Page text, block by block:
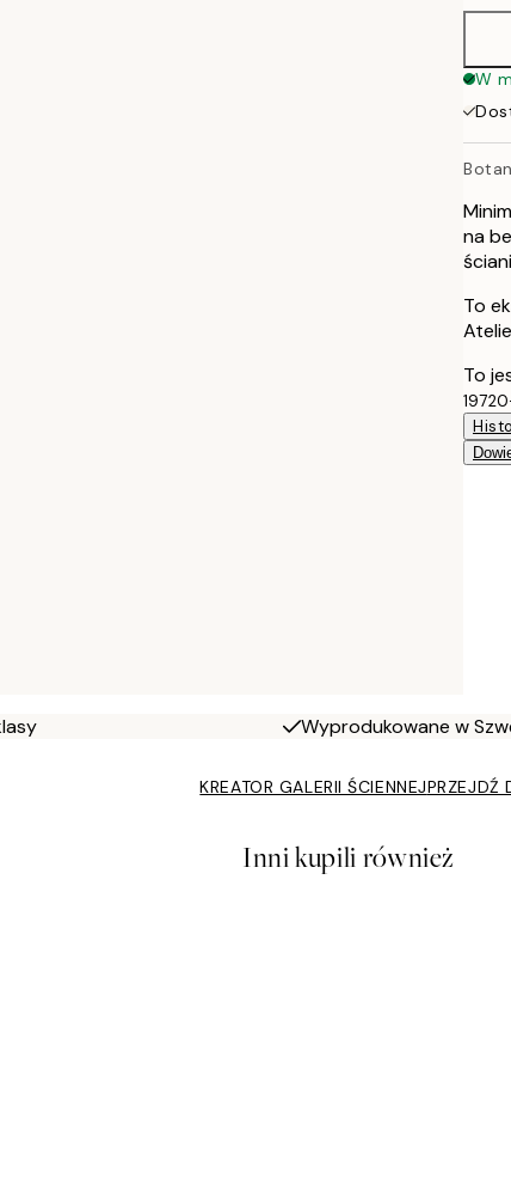
W
na
To
To
Wyprodukowane w
KREATOR GALERII ŚCIENNEJPRZEJDŹ
Inni kupili również